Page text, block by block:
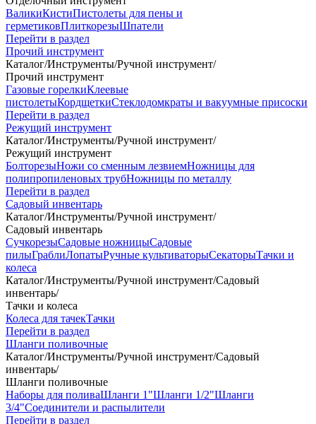
ВаликиКистиПистолеты для пены и
герметиковПлиткорезыШпатели
Перейти в раздел
Прочий инструмент
Каталог/Инструменты/Ручной инструмент/
Прочий инструмент
Газовые горелкиКлеевые
пистолетыКордщеткиСтеклодомкраты и вакуумные присоски
Перейти в раздел
Режущий инструмент
Каталог/Инструменты/Ручной инструмент/
Режущий инструмент
БолторезыНожи со сменным лезвиемНожницы для
полипропиленовых трубНожницы по металлу
Перейти в раздел
Садовый инвентарь
Каталог/Инструменты/Ручной инструмент/
Садовый инвентарь
СучкорезыСадовые ножницыСадовые
пилыГраблиЛопатыРучные культиваторыСекаторыТачки и
колеса
Каталог/Инструменты/Ручной инструмент/Садовый
инвентарь/
Тачки и колеса
Колеса для тачекТачки
Перейти в раздел
Шланги поливочные
Каталог/Инструменты/Ручной инструмент/Садовый
инвентарь/
Шланги поливочные
Наборы для поливаШланги 1"Шланги 1/2"Шланги
3/4"Соединители и распылители
Перейти в раздел